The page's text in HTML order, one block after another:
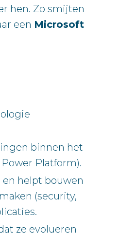
hen. Zo smijten
een Microsoft
binnen het
Platform).
helpt bouwen
(security,
ze evolueren